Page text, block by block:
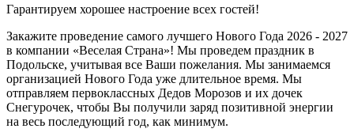
Гарантируем хорошее настроение всех гостей!
Закажите проведение самого лучшего Нового Года 2026 - 2027
в компании «Веселая Страна»! Мы проведем праздник в
Подольске, учитывая все Ваши пожелания. Мы занимаемся
организацией Нового Года уже длительное время. Мы
отправляем первоклассных Дедов Морозов и их дочек
Снегурочек, чтобы Вы получили заряд позитивной энергии
на весь последующий год, как минимум.